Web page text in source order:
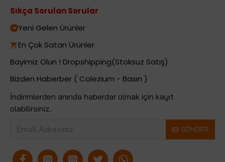
Sıkça Sorulan Sorular
Yeni Gelen Ürünler
En Çok Satan Ürünler
Bayimiz Olun ! Dropshipping(Stoksuz Satış)
Bizden Haberber ( Colezium - Basın )
İndirimlerden anında haberdar olmak için kayıt
olabilirsiniz..
GÖNDER